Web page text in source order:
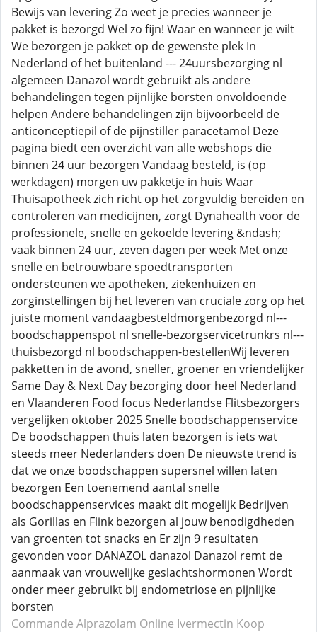
Bewijs van levering Zo weet je precies wanneer je
pakket is bezorgd Wel zo fijn! Waar en wanneer je wilt
We bezorgen je pakket op de gewenste plek In
Nederland of het buitenland --- 24uursbezorging nl
algemeen Danazol wordt gebruikt als andere
behandelingen tegen pijnlijke borsten onvoldoende
helpen Andere behandelingen zijn bijvoorbeeld de
anticonceptiepil of de pijnstiller paracetamol Deze
pagina biedt een overzicht van alle webshops die
binnen 24 uur bezorgen Vandaag besteld, is (op
werkdagen) morgen uw pakketje in huis Waar
Thuisapotheek zich richt op het zorgvuldig bereiden en
controleren van medicijnen, zorgt Dynahealth voor de
professionele, snelle en gekoelde levering &ndash;
vaak binnen 24 uur, zeven dagen per week Met onze
snelle en betrouwbare spoedtransporten
ondersteunen we apotheken, ziekenhuizen en
zorginstellingen bij het leveren van cruciale zorg op het
juiste moment vandaagbesteldmorgenbezorgd nl---
boodschappenspot nl snelle-bezorgservicetrunkrs nl---
thuisbezorgd nl boodschappen-bestellenWij leveren
pakketten in de avond, sneller, groener en vriendelijker
Same Day & Next Day bezorging door heel Nederland
en Vlaanderen Food focus Nederlandse Flitsbezorgers
vergelijken oktober 2025 Snelle boodschappenservice
De boodschappen thuis laten bezorgen is iets wat
steeds meer Nederlanders doen De nieuwste trend is
dat we onze boodschappen supersnel willen laten
bezorgen Een toenemend aantal snelle
boodschappenservices maakt dit mogelijk Bedrijven
als Gorillas en Flink bezorgen al jouw benodigdheden
van groenten tot snacks en Er zijn 9 resultaten
gevonden voor DANAZOL danazol Danazol remt de
aanmaak van vrouwelijke geslachtshormonen Wordt
onder meer gebruikt bij endometriose en pijnlijke
borsten
Commande Alprazolam Online Ivermectin Koop